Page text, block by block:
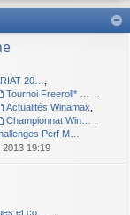
Actualités Winamax
2013 19:19